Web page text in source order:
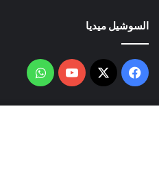
السوشيل ميديا
فيسبوك
‫X
‫YouTubeواتساب